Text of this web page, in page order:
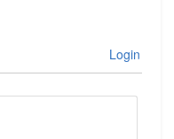
Login